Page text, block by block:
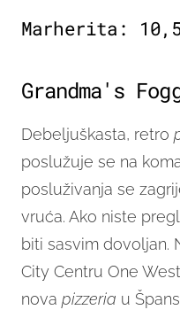
Marherita:
Grandma's
Debeljuškasta, retro
poslužuje se na
posluživanja se
vruća. Ako niste
biti sasvim dovoljan.
City Centru One
nova pizzeria u